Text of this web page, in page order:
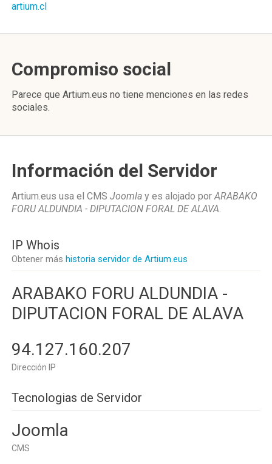
artium.cl
Compromiso social
Parece que Artium.eus no tiene menciones en las redes
sociales.
Información del Servidor
Artium.eus usa el CMS Joomla y es alojado porARABAKO
FORU ALDUNDIA - DIPUTACION FORAL DE ALAVA.
IP Whois
Obtener más historia servidor de Artium.eus
ARABAKO FORU ALDUNDIA -
DIPUTACION FORAL DE ALAVA
94.127.160.207
Dirección IP
Tecnologias de Servidor
Joomla
CMS